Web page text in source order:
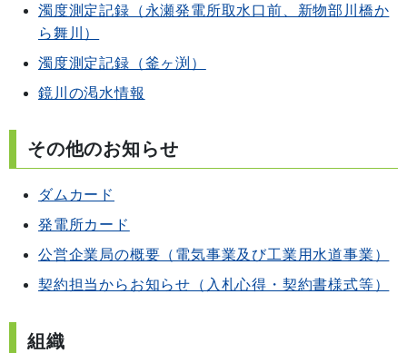
濁度測定記録（永瀬発電所取水口前、新物部川橋か
ら舞川）
濁度測定記録（釜ヶ渕）
鏡川の渇水情報
その他のお知らせ
ダムカード
発電所カード
公営企業局の概要（電気事業及び工業用水道事業）
契約担当からお知らせ（入札心得・契約書様式等）
組織